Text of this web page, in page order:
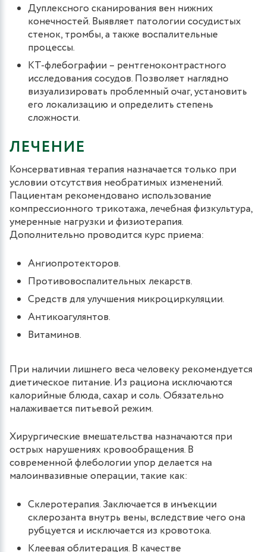
Дуплексного сканирования вен нижних
конечностей. Выявляет патологии сосудистых
стенок, тромбы, а также воспалительные
процессы.
КТ-флебографии – рентгеноконтрастного
исследования сосудов. Позволяет наглядно
визуализировать проблемный очаг, установить
его локализацию и определить степень
сложности.
ЛЕЧЕНИЕ
Консервативная терапия назначается только при
условии отсутствия необратимых изменений.
Пациентам рекомендовано использование
компрессионного трикотажа, лечебная физкультура,
умеренные нагрузки и физиотерапия.
Дополнительно проводится курс приема:
Ангиопротекторов.
Противовоспалительных лекарств.
Средств для улучшения микроциркуляции.
Антикоагулянтов.
Витаминов.
При наличии лишнего веса человеку рекомендуется
диетическое питание. Из рациона исключаются
калорийные блюда, сахар и соль. Обязательно
налаживается питьевой режим.
Хирургические вмешательства назначаются при
острых нарушениях кровообращения. В
современной флебологии упор делается на
малоинвазивные операции, такие как:
Склеротерапия. Заключается в инъекции
склерозанта внутрь вены, вследствие чего она
рубцуется и исключается из кровотока.
Клеевая облитерация. В качестве